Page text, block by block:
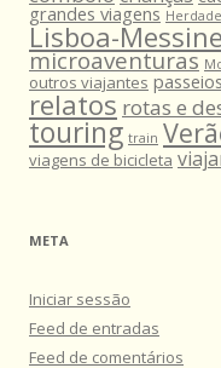
grandes viagens
Lisboa-
microaventuras
outros viajantes passeios
relatos rotas e
touring train
viagens de bicicleta
META
Iniciar sessão
Feed de entradas
Feed de comentários